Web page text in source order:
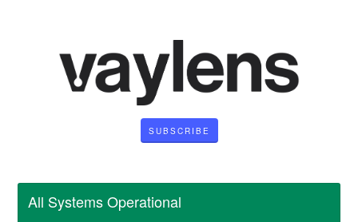
SUBSCRIBE
All Systems Operational